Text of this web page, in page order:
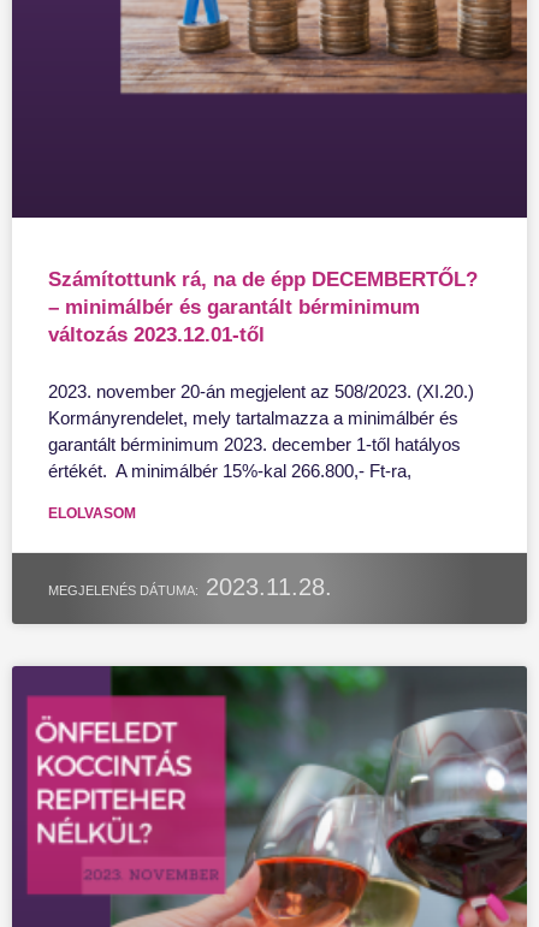
Számítottunk rá, na de épp DECEMBERTŐL?
– minimálbér és garantált bérminimum
változás 2023.12.01-től
2023. november 20-án megjelent az 508/2023. (XI.20.)
Kormányrendelet, mely tartalmazza a minimálbér és
garantált bérminimum 2023. december 1-től hatályos
értékét. A minimálbér 15%-kal 266.800,- Ft-ra,
ELOLVASOM
2023.11.28.